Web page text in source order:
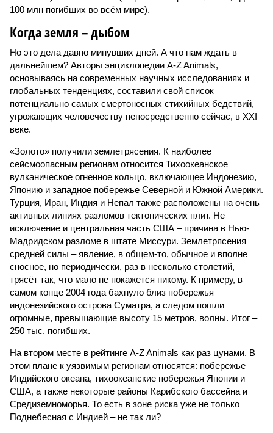
100 млн погибших во всём мире).
Когда земля – дыбом
Но это дела давно минувших дней. А что нам ждать в
дальнейшем? Авторы энциклопедии A-Z Animals,
основываясь на современных научных исследованиях и
глобальных тенденциях, составили свой список
потенциально самых смертоносных стихийных бедствий,
угрожающих человечеству непосредственно сейчас, в XXI
веке.
«Золото» получили землетрясения. К наиболее
сейсмоопасным регионам относится Тихоокеанское
вулканическое огненное кольцо, включающее Индонезию,
Японию и западное побережье Северной и Южной Америки.
Турция, Иран, Индия и Непал также расположены на очень
активных линиях разломов тектонических плит. Не
исключение и центральная часть США – причина в Нью-
Мадридском разломе в штате Миссури. Землетрясения
средней силы – явление, в общем-то, обычное и вполне
сносное, но периодически, раз в несколько столетий,
трясёт так, что мало не покажется никому. К примеру, в
самом конце 2004 года бахнуло близ побережья
индонезийского острова Суматра, а следом пошли
огромные, превышающие высоту 15 метров, волны. Итог –
250 тыс. погибших.
На втором месте в рейтинге A-Z Animals как раз цунами. В
этом плане к уязвимым регионам относятся: побережье
Индийского океана, тихо­океанские побережья Японии и
США, а также некоторые районы Карибского бассейна и
Средиземноморья. То есть в зоне риска уже не только
Поднебесная с Индией – не так ли?